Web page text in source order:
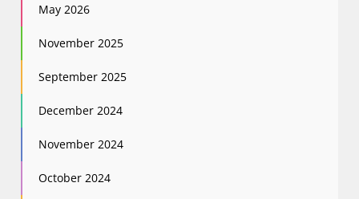
May 2026
November 2025
September 2025
December 2024
November 2024
October 2024